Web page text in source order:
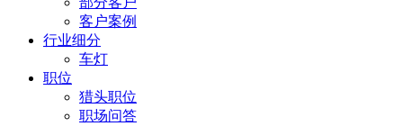
客户案例
行业细分
车灯
职位
猎头职位
职场问答